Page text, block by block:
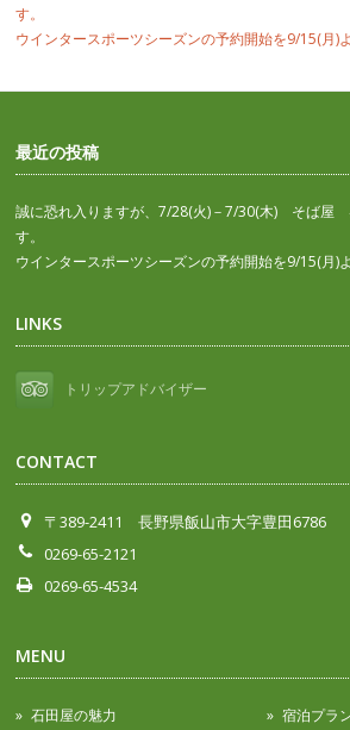
す。
ウインタースポーツシーズンの予約開始を9/15(月)
最近の投稿
誠に恐れ入りますが、7/28(火)－7/30(木) そば屋
す。
ウインタースポーツシーズンの予約開始を9/15(月)
LINKS
トリップアドバイザー
CONTACT
〒389-2411 長野県飯山市大字豊田6786
0269-65-2121
0269-65-4534
MENU
石田屋の魅力
宿泊プラ